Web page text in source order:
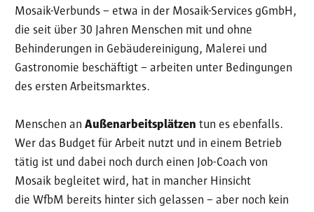
Mosaik-Verbunds – etwa in der Mosaik-Services gGmbH,
die seit über 30 Jahren Menschen mit und ohne
Behinderungen in Gebäudereinigung, Malerei und
Gastronomie beschäftigt – arbeiten unter Bedingungen
des ersten Arbeitsmarktes.
Menschen an Außenarbeitsplätzen tun es ebenfalls.
Wer das Budget für Arbeit nutzt und in einem Betrieb
tätig ist und dabei noch durch einen Job-Coach von
Mosaik begleitet wird, hat in mancher Hinsicht
die WfbM bereits hinter sich gelassen – aber noch kein